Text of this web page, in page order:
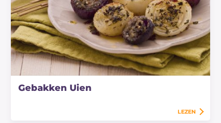
Gebakken Uien
LEZEN